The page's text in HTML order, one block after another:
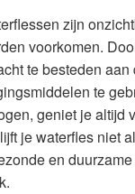
zijn
voorkomen.
te besteden
te
geniet je altijd
je waterfles niet
en